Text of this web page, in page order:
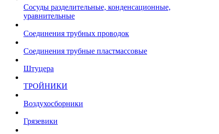
Сосуды разделительные, конденсационные,
уравнительные
Соединения трубных проводок
Соединения трубные пластмассовые
Штуцера
ТРОЙНИКИ
Воздухосборники
Грязевики